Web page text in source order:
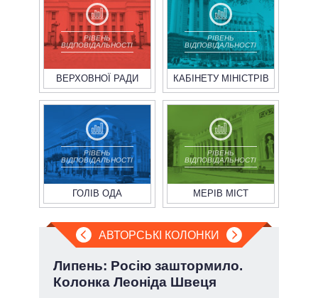
РІВЕНЬ
ВІДПОВІДАЛЬНОСТІ
ВЕРХОВНОЇ РАДИ
РІВЕНЬ
ВІДПОВІДАЛЬНОСТІ
КАБІНЕТУ МІНІСТРІВ
РІВЕНЬ
ВІДПОВІДАЛЬНОСТІ
ГОЛІВ ОДА
РІВЕНЬ
ВІДПОВІДАЛЬНОСТІ
МЕРІВ МІСТ
АВТОРСЬКІ КОЛОНКИ
Липень: Росію заштормило.
Колонка Леоніда Швеця